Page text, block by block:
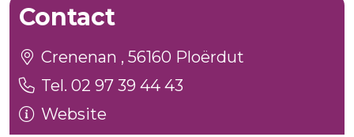
Contact
Crenenan , 56160 Ploërdut
Tel. 02 97 39 44 43
Website